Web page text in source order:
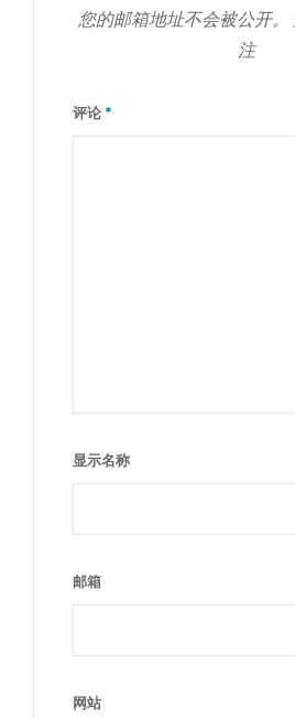
您的邮箱地址不会被公开。
注
评论 *
显示名称
邮箱
网站